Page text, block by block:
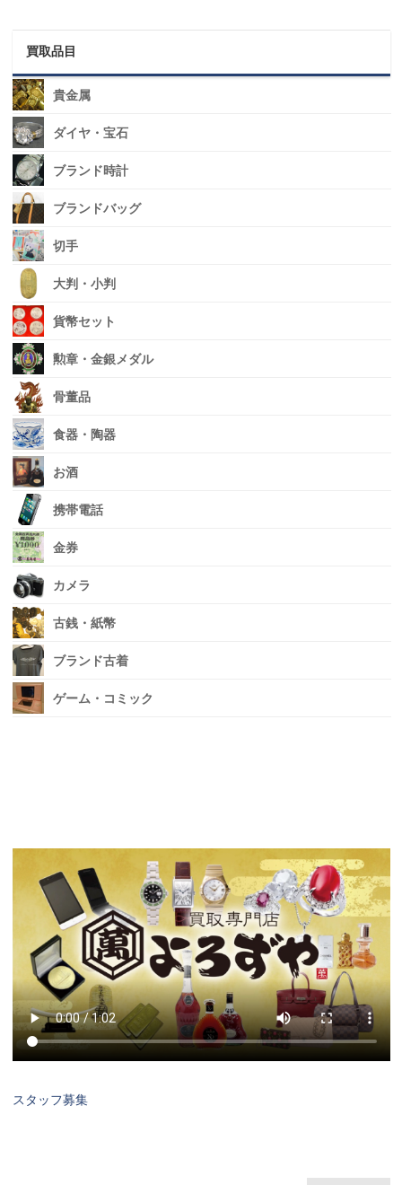
買取品目
貴金属
ダイヤ・宝石
ブランド時計
ブランドバッグ
切手
大判・小判
貨幣セット
勲章・金銀メダル
骨董品
食器・陶器
お酒
携帯電話
金券
カメラ
古銭・紙幣
ブランド古着
ゲーム・コミック
スタッフ募集